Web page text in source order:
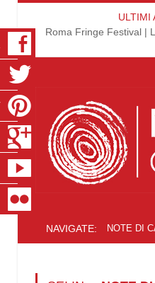
ULTIMI
Roma Fringe Festival |
NAVIGATE: